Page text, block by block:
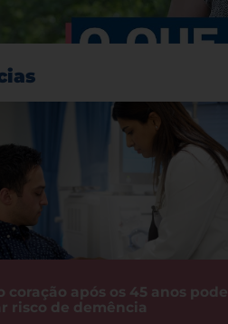
coração após os 45 anos pode
risco de demência